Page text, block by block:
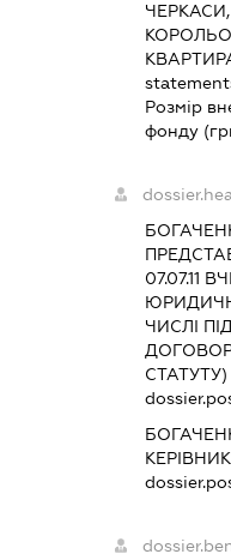
Розмір
фонду
07.07.11
ЧИСЛІ
СТАТУТУ)
КЕРІВНИК